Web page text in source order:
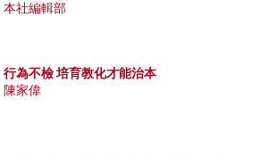
本社編輯部
行為不檢 培育教化才能治本
陳家偉